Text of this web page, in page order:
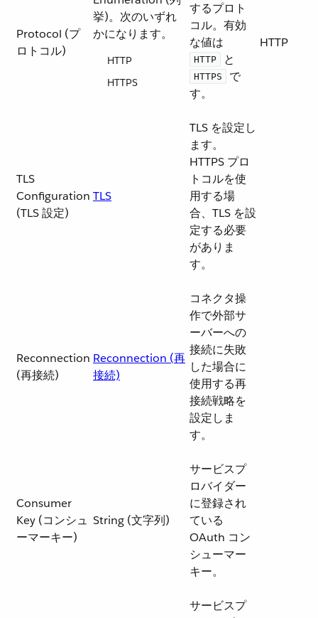
Protocol (プ
ロトコル)
挙)。次のいずれ
かになります。
HTTP
HTTPS
するプロト
コル。有効
な値は ​
HTTP ​ と ​
HTTPS
​ で
す。
HTTP
TLS
Configuration
(TLS 設定)
TLS
TLS を設定し
ます。
HTTPS プロ
トコルを使
用する場
合、TLS を設
定する必要
がありま
す。
Reconnection
(再接続)
Reconnection (再
接続)
コネクタ操
作で外部サ
ーバーへの
接続に失敗
した場合に
使用する再
接続戦略を
設定しま
す。
Consumer
Key (コンシュ
ーマーキー)
String (文字列)
サービスプ
ロバイダー
に登録され
ている
OAuth コン
シューマー
キー。
サービスプ